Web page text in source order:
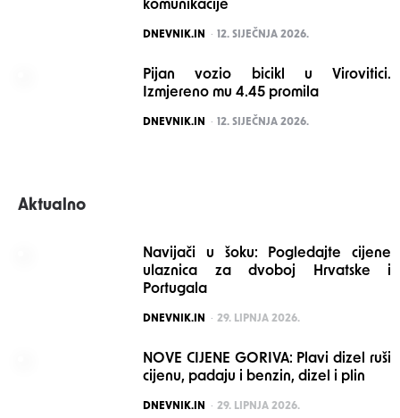
komunikacije
POSTED
DNEVNIK.IN 12. SIJEČNJA 2026.
Pijan vozio bicikl u Virovitici.
Izmjereno mu 4.45 promila
POSTED
DNEVNIK.IN 12. SIJEČNJA 2026.
Aktualno
Navijači u šoku: Pogledajte cijene
ulaznica za dvoboj Hrvatske i
Portugala
POSTED
DNEVNIK.IN 29. LIPNJA 2026.
NOVE CIJENE GORIVA: Plavi dizel ruši
cijenu, padaju i benzin, dizel i plin
POSTED
DNEVNIK.IN 29. LIPNJA 2026.